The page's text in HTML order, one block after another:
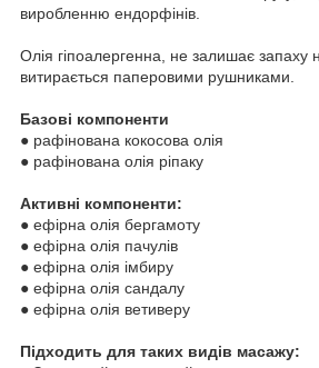
виробленню ендорфінів.
Олія гіпоалергенна, не залишає запаху
витирається паперовими рушниками.
Базові компоненти
● рафінована кокосова олія
● рафінована олія ріпаку
Активні компоненти:
● ефірна олія бергамоту
● ефірна олія пачулів
● ефірна олія імбиру
● ефірна олія сандалу
● ефірна олія ветиверу
Підходить для таких видів масажу: